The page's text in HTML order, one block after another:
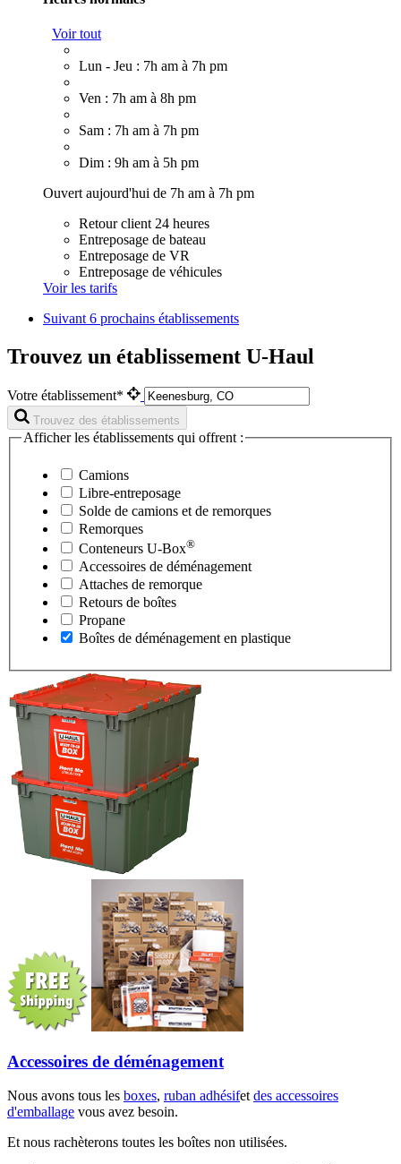
Voir tout
Lun - Jeu : 7h am à 7h pm
Ven : 7h am à 8h pm
Sam : 7h am à 7h pm
Dim : 9h am à 5h pm
Ouvert aujourd'hui de 7h am à 7h pm
Retour client 24 heures
Entreposage de bateau
Entreposage de VR
Entreposage de véhicules
Voir les tarifs
Suivant6 prochains établissements
Trouvez un établissement U-Haul
Votre établissement*
Trouvez des établissements
Afficher les établissements qui offrent :
Camions
Libre-entreposage
Solde de camions et de remorques
Remorques
Conteneurs U-Box®
Accessoires de déménagement
Attaches de remorque
Retours de boîtes
Propane
Boîtes de déménagement en plastique
Accessoires de déménagement
Nous avons tous les boxes, ruban adhésifet des accessoires
d'emballage vous avez besoin.
Et nous rachèterons toutes les boîtes non utilisées.